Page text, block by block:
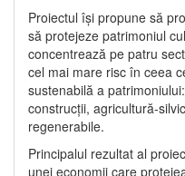
Proiectul își propune să
să protejeze patrimoniul
concentrează pe patru
cel mai mare risc în ceea
sustenabilă a
construcții, agricultură-
regenerabile.
Principalul rezultat al
unei economii care